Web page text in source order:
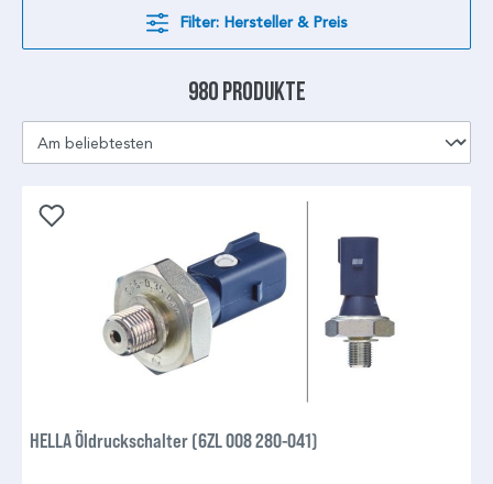
Filter: Hersteller & Preis
980 Produkte
HELLA Öldruckschalter (6ZL 008 280-041)